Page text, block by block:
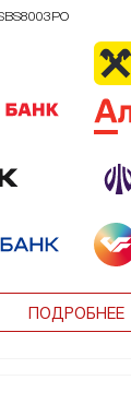
ПОДРОБНЕЕ